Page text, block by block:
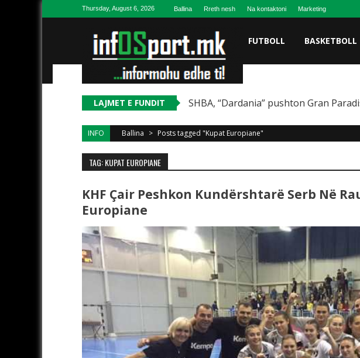
Skip to contentThursday, August 6, 2026 Ballina Rreth nesh Na kontaktoni Marketing
FUTBOLL BASKETBOLL
LAJMET E FUNDIT SHBA, “Dardania” pushton Gran
INFO Ballina > Posts tagged "Kupat Europiane"
TAG: KUPAT EUROPIANE
KHF Çair Peshkon Kundërshtarë Serb Në
Europiane